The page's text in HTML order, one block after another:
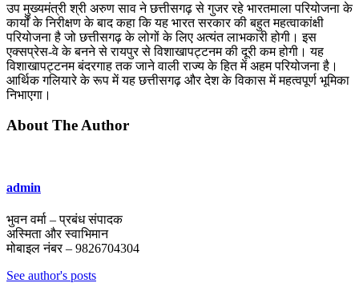
उप मुख्यमंत्री श्री अरुण साव ने छत्तीसगढ़ से गुजर रहे भारतमाला परियोजना के
कार्यों के निरीक्षण के बाद कहा कि यह भारत सरकार की बहुत महत्वाकांक्षी
परियोजना है जो छत्तीसगढ़ के लोगों के लिए अत्यंत लाभकारी होगी। इस
एक्सप्रेस-वे के बनने से रायपुर से विशाखापट्टनम की दूरी कम होगी। यह
विशाखापट्टनम बंदरगाह तक जाने वाली राज्य के हित में अहम परियोजना है।
आर्थिक गलियारे के रूप में यह छत्तीसगढ़ और देश के विकास में महत्वपूर्ण भूमिका
निभाएगा।
About The Author
admin
भुवन वर्मा – प्रबंध संपादक
अस्मिता और स्वाभिमान
मोबाइल नंबर – 9826704304
See author's posts